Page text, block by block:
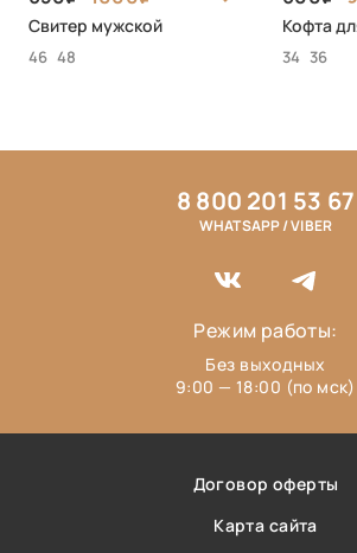
Свитер мужской
46 48
Кофта
34 36
Договор оферты
Карта сайта
8 800 201 53 67
WHATSAPP / VIBER
Режим работы:
Без выходных
9:00 — 18:00 (по мск)